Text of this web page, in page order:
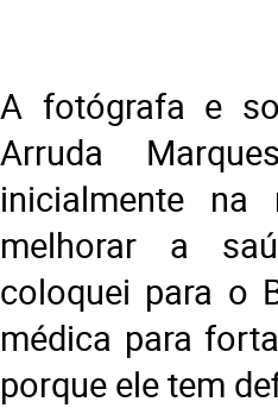
A fotógrafa e
Arruda
inicialmente na
melhorar a
coloquei para o
médica para
porque ele tem